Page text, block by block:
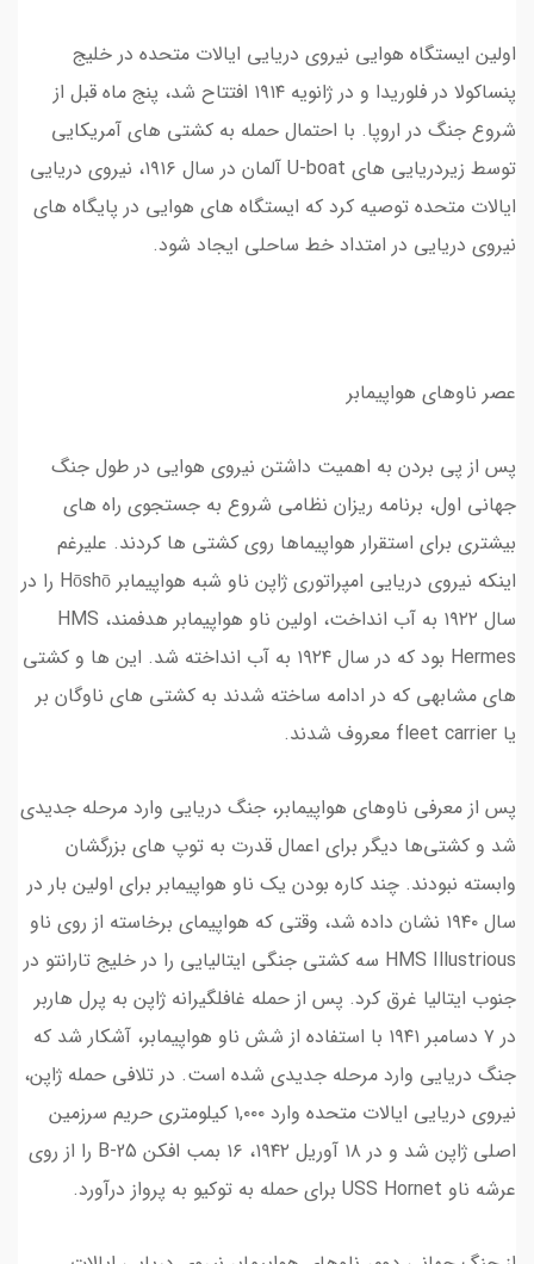
اولین ایستگاه هوایی نیروی دریایی ایالات متحده در خلیج
پنساکولا در فلوریدا و در ژانویه ۱۹۱۴ افتتاح شد، پنج ماه قبل از
شروع جنگ در اروپا. با احتمال حمله به کشتی های آمریکایی
توسط زیردریایی های U-boat آلمان در سال ۱۹۱۶، نیروی دریایی
ایالات متحده توصیه کرد که ایستگاه های هوایی در پایگاه های
نیروی دریایی در امتداد خط ساحلی ایجاد شود.
عصر ناوهای هواپیمابر
پس از پی بردن به اهمیت داشتن نیروی هوایی در طول جنگ
جهانی اول، برنامه ریزان نظامی شروع به جستجوی راه های
بیشتری برای استقرار هواپیماها روی کشتی ها کردند. علیرغم
اینکه نیروی دریایی امپراتوری ژاپن ناو شبه هواپیمابر Hōshō را در
سال ۱۹۲۲ به آب انداخت، اولین ناو هواپیمابر هدفمند، HMS
Hermes بود که در سال ۱۹۲۴ به آب انداخته شد. این ها و کشتی
های مشابهی که در ادامه ساخته شدند به کشتی های ناوگان بر
یا fleet carrier معروف شدند.
پس از معرفی ناوهای هواپیمابر، جنگ دریایی وارد مرحله جدیدی
شد و کشتی‌ها دیگر برای اعمال قدرت به توپ های بزرگشان
وابسته نبودند. چند کاره بودن یک ناو هواپیمابر برای اولین بار در
سال ۱۹۴۰ نشان داده شد، وقتی که هواپیمای برخاسته از روی ناو
HMS Illustrious سه کشتی جنگی ایتالیایی را در خلیج تارانتو در
جنوب ایتالیا غرق کرد. پس از حمله غافلگیرانه ژاپن به پرل هاربر
در ۷ دسامبر ۱۹۴۱ با استفاده از شش ناو هواپیمابر، آشکار شد که
جنگ دریایی وارد مرحله جدیدی شده است. در تلافی حمله ژاپن،
نیروی دریایی ایالات متحده وارد ۱,۰۰۰ کیلومتری حریم سرزمین
اصلی ژاپن شد و در ۱۸ آوریل ۱۹۴۲، ۱۶ بمب افکن B-25 را از روی
عرشه ناو USS Hornet برای حمله به توکیو به پرواز درآورد.